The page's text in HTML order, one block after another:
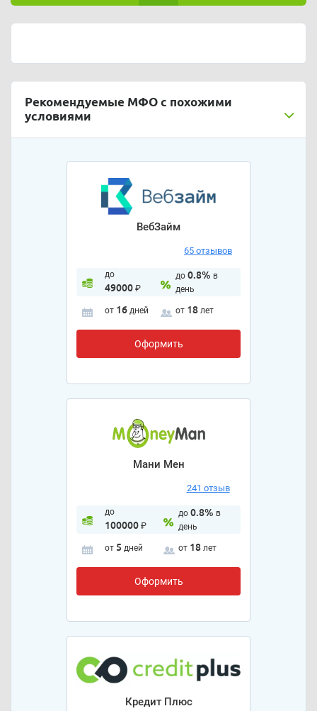
Рекомендуемые МФО с похожими
условиями
ВебЗайм
65 отзывов
до
49000₽
до 0.8% в
день
от 16 дней от 18 лет
Оформить
Мани Мен
241 отзыв
до
100000₽
до 0.8% в
день
от 5 дней от 18 лет
Оформить
Кредит Плюс